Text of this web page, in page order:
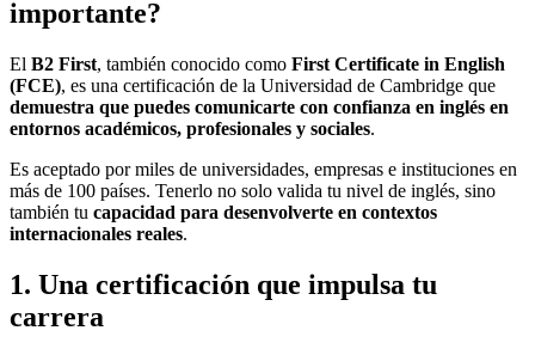
importante?
El B2 First, también conocido como First Certificate in English
(FCE), es una certificación de la Universidad de Cambridge que
demuestra que puedes comunicarte con confianza en inglés en
entornos académicos, profesionales y sociales.
Es aceptado por miles de universidades, empresas e instituciones en
más de 100 países. Tenerlo no solo valida tu nivel de inglés, sino
también tu capacidad para desenvolverte en contextos
internacionales reales.
1. Una certificación que impulsa tu
carrera